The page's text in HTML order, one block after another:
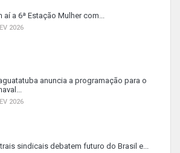
aí a 6ª Estação Mulher com...
2026
anuncia a programação para o
2026
sindicais debatem futuro do Brasil e...